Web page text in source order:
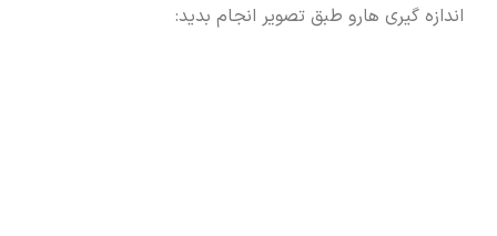
اندازه گیری هارو طبق تصویر انجام بدید: